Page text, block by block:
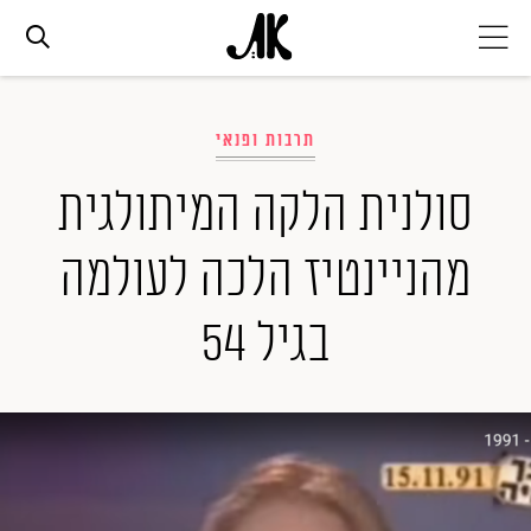
אופנה
ביוטי
סלבס
ערוצים נוספים
המגזין
תרבות ופנאי
סולנית הלקה המיתולגית
מהניינטיז הלכה לעולמה
בגיל 54